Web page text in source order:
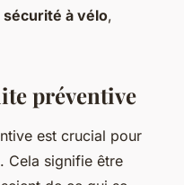
sécurité à vélo,
préventive
est crucial pour
. Cela signifie être